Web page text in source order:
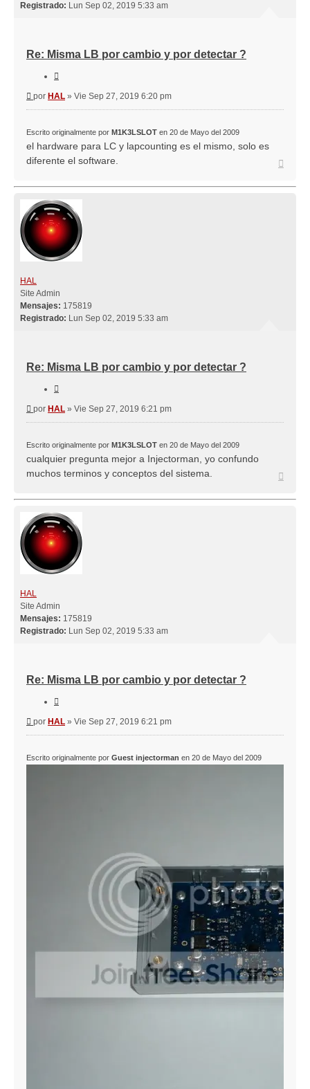
Registrado: Lun Sep 02, 2019 5:33 am
Re: Misma LB por cambio y por detectar ?
Mensaje
por HAL » Vie Sep 27, 2019 6:20 pm
Escrito originalmente por M1K3LSLOT en 20 de Mayo del 2009
el hardware para LC y lapcounting es el mismo, solo es
diferente el software.
HAL
Site Admin
Mensajes: 175819
Registrado: Lun Sep 02, 2019 5:33 am
Re: Misma LB por cambio y por detectar ?
Mensaje
por HAL » Vie Sep 27, 2019 6:21 pm
Escrito originalmente por M1K3LSLOT en 20 de Mayo del 2009
cualquier pregunta mejor a Injectorman, yo confundo
muchos terminos y conceptos del sistema.
HAL
Site Admin
Mensajes: 175819
Registrado: Lun Sep 02, 2019 5:33 am
Re: Misma LB por cambio y por detectar ?
Mensaje
por HAL » Vie Sep 27, 2019 6:21 pm
Escrito originalmente por Guest injectorman en 20 de Mayo del 2009